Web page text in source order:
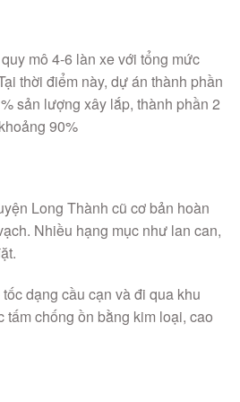
mô 4-6 làn xe với tổng mức
thời điểm này, dự án thành phần
sản lượng xây lắp, thành phần 2
90%
Long Thành cũ cơ bản hoàn
Nhiều hạng mục như lan can,
dạng cầu cạn và đi qua khu
chống ồn bằng kim loại, cao